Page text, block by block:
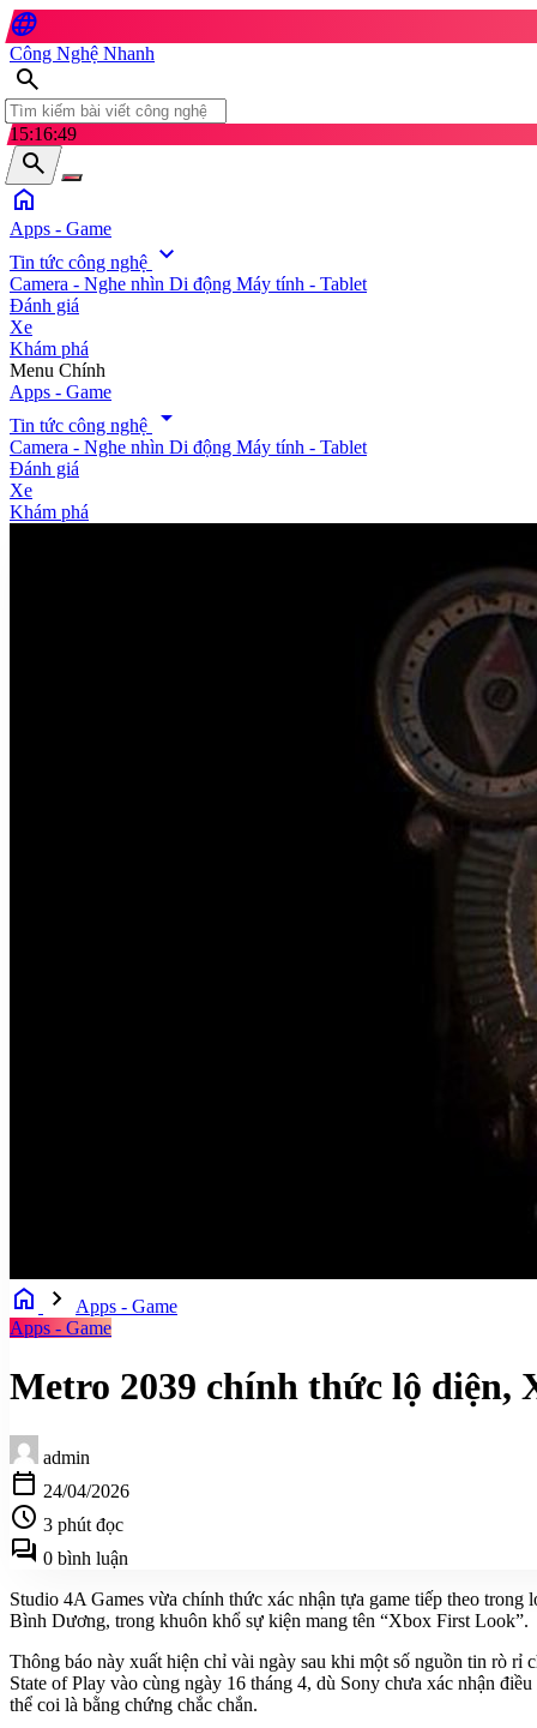
language
Công Nghệ Nhanh
search
15:16:50
search
home
Apps - Game
Tin tức công nghệ expand_more
Camera - Nghe nhìn Di động Máy tính - Tablet
Đánh giá
Xe
Khám phá
search
Menu Chính
Apps - Game
Tin tức công nghệ
arrow_drop_down
Camera - Nghe nhìn Di động Máy tính - Tablet
Đánh giá
Xe
Khám phá
home chevron_right
Apps - Game
Apps - Game
Metro 2039 chính thức lộ diện,
admin
calendar_today 24/04/2026
schedule 3 phút đọc
forum 0 bình luận
Studio 4A Games vừa chính thức xác nhận tựa game tiếp theo
Bình Dương, trong khuôn khổ sự kiện mang tên “Xbox First Look”.
Thông báo này xuất hiện chỉ vài ngày sau khi một số nguồn tin rò
State of Play vào cùng ngày 16 tháng 4, dù Sony chưa xác nhận
thể coi là bằng chứng chắc chắn.